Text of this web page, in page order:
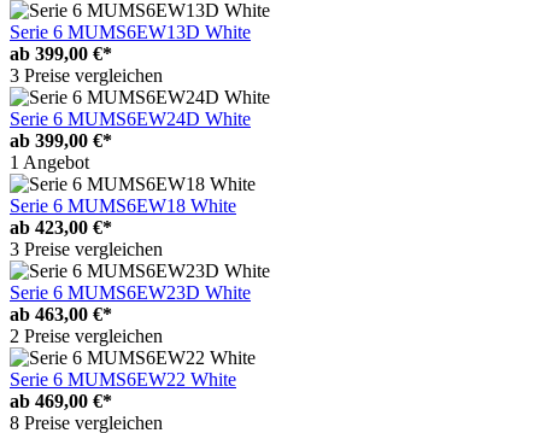
Serie 6 MUMS6EW13D White
ab 399,00 €*
3 Preise vergleichen
Serie 6 MUMS6EW24D White
ab 399,00 €*
1 Angebot
Serie 6 MUMS6EW18 White
ab 423,00 €*
3 Preise vergleichen
Serie 6 MUMS6EW23D White
ab 463,00 €*
2 Preise vergleichen
Serie 6 MUMS6EW22 White
ab 469,00 €*
8 Preise vergleichen